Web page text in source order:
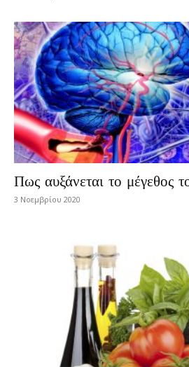
Πως αυξάνεται το μέγεθος
3 Νοεμβρίου 2020